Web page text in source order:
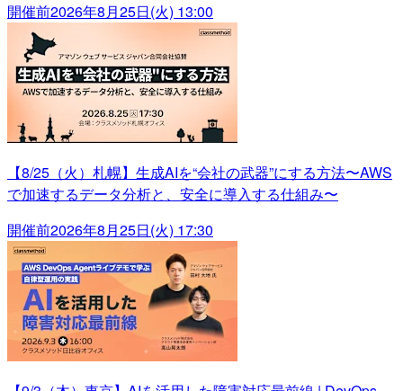
開催前2026年8月25日(火) 13:00
【8/25（火）札幌】生成AIを“会社の武器”にする方法〜AWS
で加速するデータ分析と、安全に導入する仕組み〜
開催前2026年8月25日(火) 17:30